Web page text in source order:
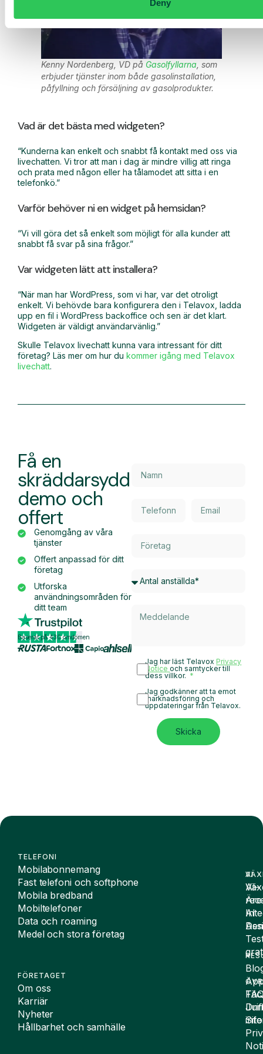
Deny
Kenny Nordenberg, VD på Gasolfyllarna , som
erbjuder tjänster inom både gasolinstallation,
påfyllning och försäljning av gasolprodukter.
Vad är det bästa med widgeten?
“Kunderna kan enkelt och snabbt få kontakt med oss via
livechatten. Vi tror att man i dag är mindre villig att ringa
och prata med någon eller ha tålamodet att sitta i en
telefonkö.”
Varför behöver ni en widget på hemsidan?
“Vi vill göra det så enkelt som möjligt för alla kunder att
snabbt få svar på sina frågor.”
Var widgeten lätt att installera?
“När man har WordPress, som vi har, var det otroligt
enkelt. Vi behövde bara konfigurera den i Telavox, ladda
upp en fil i WordPress backoffice och sen är det klart.
Widgeten är väldigt användarvänlig.”
Skulle Telavox livechatt kunna vara intressant för ditt
företag? Läs mer om hur du kommer igång med Telavox
livechatt.
Få en
skräddarsydd
demo och
offert
Genomgång av våra
tjänster
Offert anpassad för ditt
företag
Utforska
användningsområden för
ditt team
Baserat på 430 omdömen
Jag har läst Telavox Privacy
Noticeoch samtycker till
dess villkor.
Jag godkänner att ta emot
marknadsföring och
uppdateringar från Telavox.
Skicka
TELEFONI
Mobilabonnemang
Fast telefoni och softphone
Mobila bredband
Mobiltelefoner
Data och roaming
Medel och stora företag
FÖRETAGET
Om oss
Karriär
Nyheter
Hållbarhet och samhälle
AI
AI-
AI